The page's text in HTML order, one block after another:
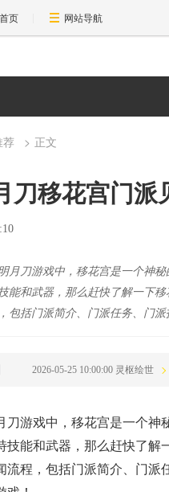
页 网站导航
正文
刀移花宫门派
月刀游戏中，移花宫是一个神
能和武器，那么赶快了解一下
包括门派简介、门派任务、门
2026-05-25 10:00:00 灵枢绘世
刀游戏中，移花宫是一个神
技能和武器，那么赶快了解
流程，包括门派简介、门派